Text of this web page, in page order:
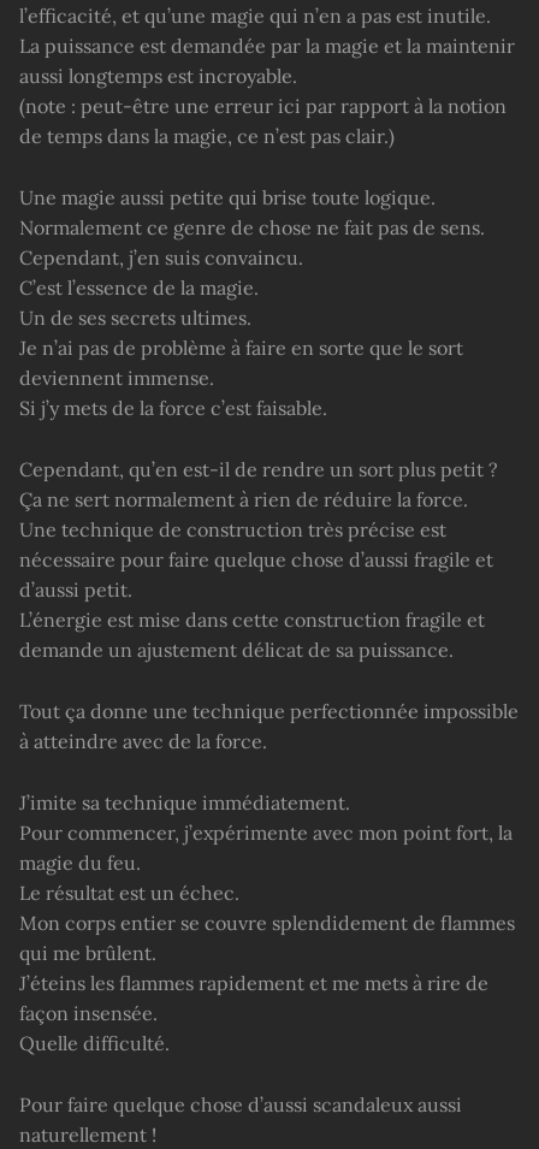
l’efficacité, et qu’une magie qui n’en a pas est inutile.
La puissance est demandée par la magie et la maintenir
aussi longtemps est incroyable.
(note : peut-être une erreur ici par rapport à la notion
de temps dans la magie, ce n’est pas clair.)
Une magie aussi petite qui brise toute logique.
Normalement ce genre de chose ne fait pas de sens.
Cependant, j’en suis convaincu.
C’est l’essence de la magie.
Un de ses secrets ultimes.
Je n’ai pas de problème à faire en sorte que le sort
deviennent immense.
Si j’y mets de la force c’est faisable.
Cependant, qu’en est-il de rendre un sort plus petit ?
Ça ne sert normalement à rien de réduire la force.
Une technique de construction très précise est
nécessaire pour faire quelque chose d’aussi fragile et
d’aussi petit.
L’énergie est mise dans cette construction fragile et
demande un ajustement délicat de sa puissance.
Tout ça donne une technique perfectionnée impossible
à atteindre avec de la force.
J’imite sa technique immédiatement.
Pour commencer, j’expérimente avec mon point fort, la
magie du feu.
Le résultat est un échec.
Mon corps entier se couvre splendidement de flammes
qui me brûlent.
J’éteins les flammes rapidement et me mets à rire de
façon insensée.
Quelle difficulté.
Pour faire quelque chose d’aussi scandaleux aussi
naturellement !